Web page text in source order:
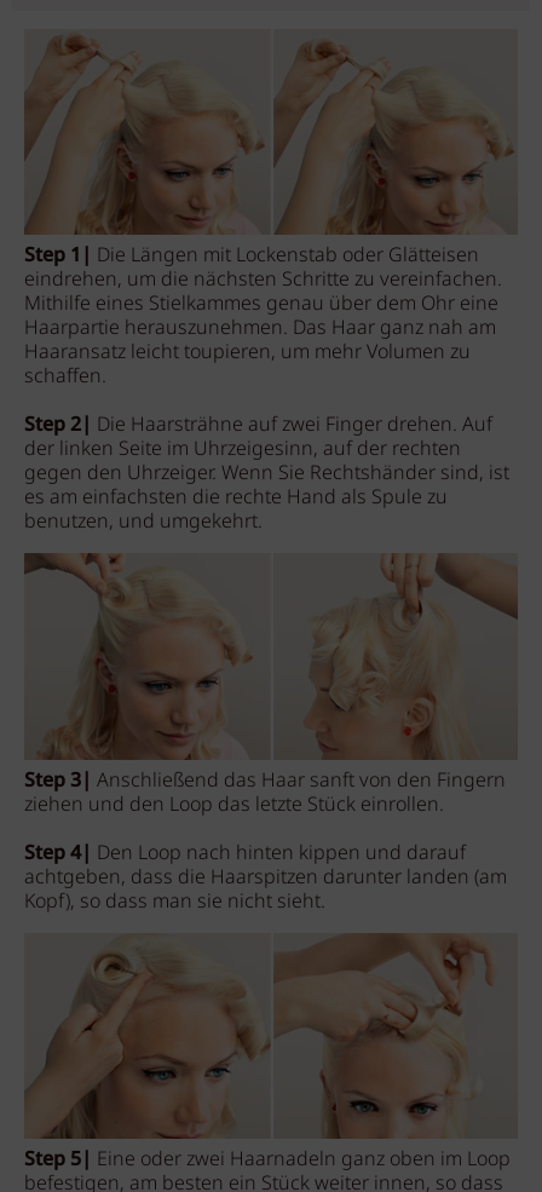
Step 1| Die Längen mit Lockenstab oder Glätteisen
eindrehen, um die nächsten Schritte zu vereinfachen.
Mithilfe eines Stielkammes genau über dem Ohr eine
Haarpartie herauszunehmen. Das Haar ganz nah am
Haaransatz leicht toupieren, um mehr Volumen zu
schaffen.
Step 2| Die Haarsträhne auf zwei Finger drehen. Auf
der linken Seite im Uhrzeigesinn, auf der rechten
gegen den Uhrzeiger. Wenn Sie Rechtshänder sind, ist
es am einfachsten die rechte Hand als Spule zu
benutzen, und umgekehrt.
Step 3| Anschließend das Haar sanft von den Fingern
ziehen und den Loop das letzte Stück einrollen.
Step 4| Den Loop nach hinten kippen und darauf
achtgeben, dass die Haarspitzen darunter landen (am
Kopf), so dass man sie nicht sieht.
Step 5| Eine oder zwei Haarnadeln ganz oben im Loop
befestigen, am besten ein Stück weiter innen, so dass